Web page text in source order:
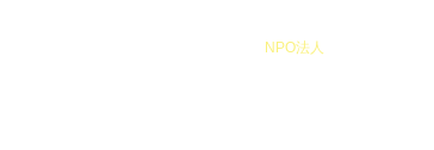
​NPO法人